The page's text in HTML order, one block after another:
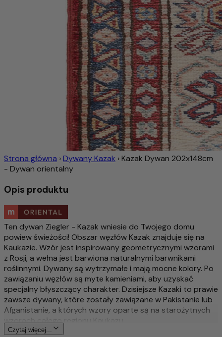
Strona główna ›Dywany Kazak ›Kazak Dywan 202x148cm
- Dywan orientalny
Opis produktu
Ten dywan Ziegler - Kazak wniesie do Twojego domu
powiew świeżości! Obszar węzłów Kazak znajduje się na
Kaukazie. Wzór jest inspirowany geometrycznymi wzorami
z Rosji, a wełna jest barwiona naturalnymi barwnikami
roślinnymi. Dywany są wytrzymałe i mają mocne kolory. Po
zawiązaniu węzłów są myte kamieniami, aby uzyskać
specjalny błyszczący charakter. Dzisiejsze Kazaki to prawie
zawsze dywany, które zostały zawiązane w Pakistanie lub
Afganistanie, a których wzory oparte są na starożytnych
wzorach całego regionu Kaukazu.
Czytaj więcej...